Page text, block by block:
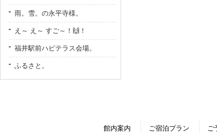
雨。雪。の永平寺様。
え～ え～ すご～！🙌！
福井駅前ハピテラス会場。
ふるさと。
館内案内 ご宿泊プラン ご